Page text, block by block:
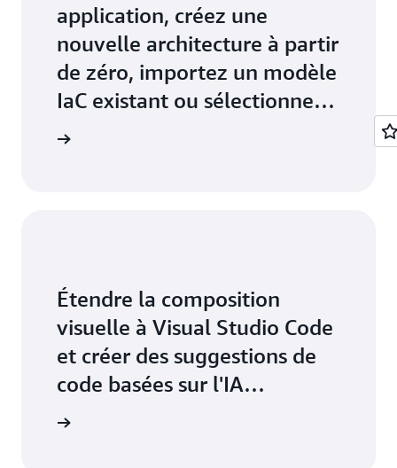
application, créez une
nouvelle architecture à partir
de zéro, importez un modèle
IaC existant ou sélectionnez
l'un des modèles courants.
Étendre la composition
visuelle à Visual Studio Code
et créer des suggestions de
code basées sur l'IA
générative pour n'importe